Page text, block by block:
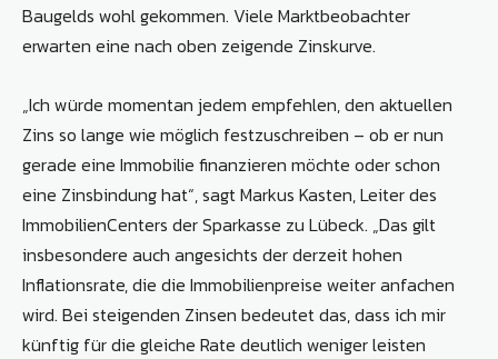
Baugelds wohl gekommen. Viele Marktbeobachter
erwarten eine nach oben zeigende Zinskurve.
„Ich würde momentan jedem empfehlen, den aktuellen
Zins so lange wie möglich festzuschreiben – ob er nun
gerade eine Immobilie finanzieren möchte oder schon
eine Zinsbindung hat“, sagt Markus Kasten, Leiter des
ImmobilienCenters der Sparkasse zu Lübeck. „Das gilt
insbesondere auch angesichts der derzeit hohen
Inflationsrate, die die Immobilienpreise weiter anfachen
wird. Bei steigenden Zinsen bedeutet das, dass ich mir
künftig für die gleiche Rate deutlich weniger leisten